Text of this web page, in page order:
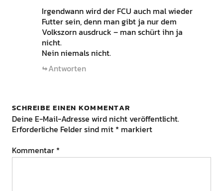
Irgendwann wird der FCU auch mal wieder
Futter sein, denn man gibt ja nur dem
Volkszorn ausdruck – man schürt ihn ja
nicht.
Nein niemals nicht.
Antworten
SCHREIBE EINEN KOMMENTAR
Deine E-Mail-Adresse wird nicht veröffentlicht.
Erforderliche Felder sind mit * markiert
Kommentar *